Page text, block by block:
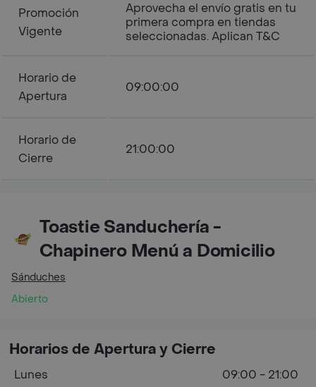
Promoción
Vigente
Aprovecha el envío gratis en tu
primera compra en tiendas
seleccionadas. Aplican T&C
Horario de
Apertura
09:00:00
Horario de
Cierre
21:00:00
Toastie Sanduchería -
Chapinero Menú a Domicilio
Sánduches
Abierto
Horarios de Apertura y Cierre
Lunes
09:00 - 21:00